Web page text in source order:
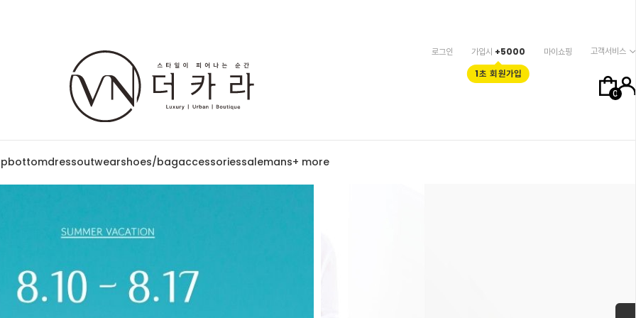
0
로그인 가입시 +5000
1초 회원가입
마이쇼핑 고객서비스
bottomdressoutwearshoes/bagaccessoriessalemans+ more